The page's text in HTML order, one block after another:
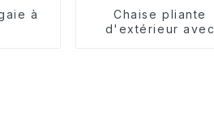
à
Chaise pliante
d'extérieur avec